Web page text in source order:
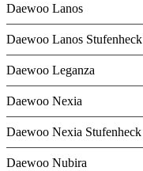
Daewoo Lanos
Daewoo Lanos Stufenheck
Daewoo Leganza
Daewoo Nexia
Daewoo Nexia Stufenheck
Daewoo Nubira